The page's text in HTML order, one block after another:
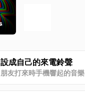
設成自己的來電鈴聲
朋友打來時手機響起的音樂